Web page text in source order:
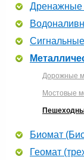
Дренажные
Дорожные
Мостовые
Биомат
Геомат